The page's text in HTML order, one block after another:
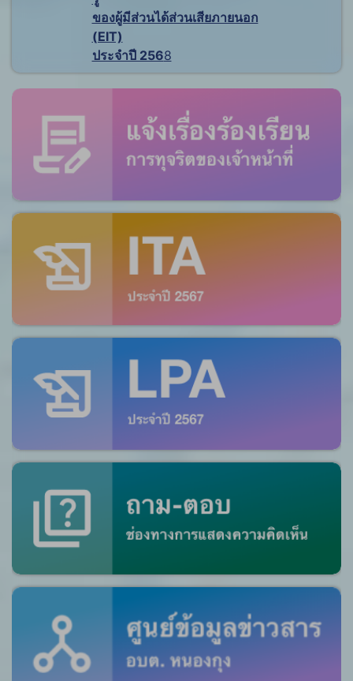
ของผู้มีส่วนได้ส่วนเสียภายนอก
(EIT)
ประจำปี 2568